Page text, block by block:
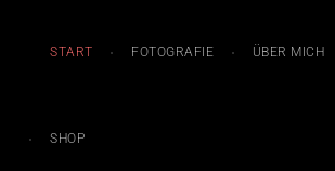
START FOTOGRAFIE ÜBER MICH
SHOP